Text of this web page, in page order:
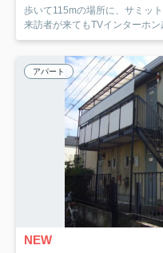
歩いて115mの場所に、サミッ
来訪者が来てもTVインターホ
アパート
NEW